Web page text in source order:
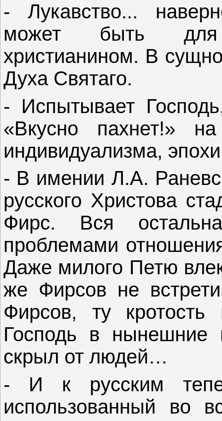
- Лукавство...
может быть для
христианином. В
Духа Святаго.
- Испытывает
«Вкусно пахнет!»
индивидуализма,
- В имении Л.А.
русского Христова
Фирс. Вся
проблемами
Даже милого Петю
же Фирсов не
Фирсов, ту
Господь в нынешние
скрыл от людей…
- И к русским
использованный во